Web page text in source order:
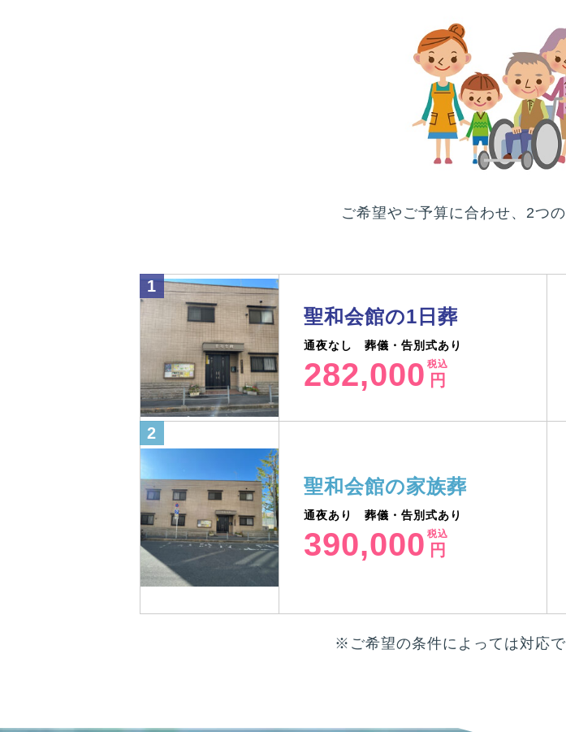
ご希望やご予算に合わせ、2つ
聖和会館の1日葬
通夜なし 葬儀・告別式あり
282,000 円
聖和会館の家族葬
通夜あり 葬儀・告別式あり
390,000 円
※ご希望の条件によっては対応